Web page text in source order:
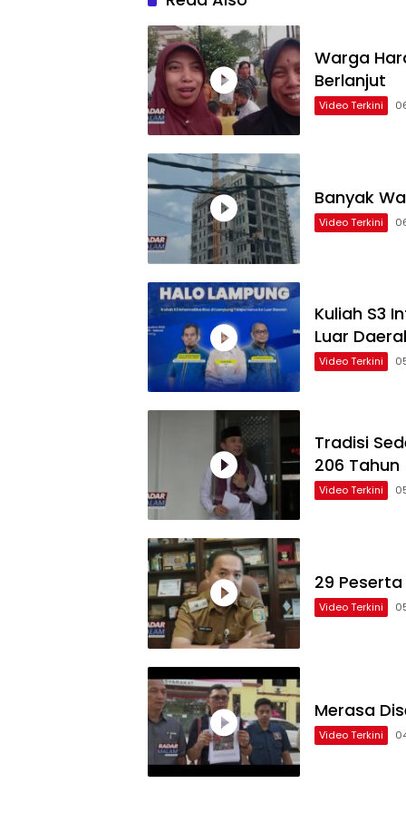
Warga
Berlanjut
Video Terkini
Banyak
Video Terkini
Kuliah S3
Luar
Video Terkini
Tradisi
206 Tahun
Video Terkini
29 Peserta
Video Terkini
Merasa
Video Terkini